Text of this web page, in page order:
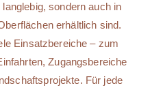
sondern auch in
erhältlich sind.
Einsatzbereiche – zum
Zugangsbereiche
Für jede